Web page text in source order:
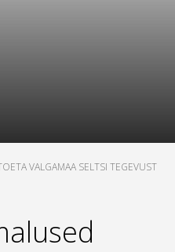
VALGAMAA SELTSI TEGEVUST